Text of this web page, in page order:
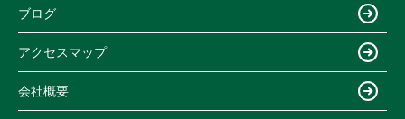
ブログ
アクセスマップ
会社概要